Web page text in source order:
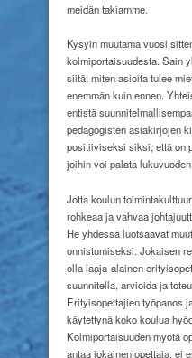
meidän takiamme.
Kysyin muutama vuosi
kolmiportaisuudesta. Sain
siitä, miten asioita tulee
enemmän kuin ennen.
entistä
pedagogisten asiakirjojen
positiiviseksi siksi, että on
joihin voi palata
Jotta koulun
rohkeaa ja vahvaa
He yhdessä luotsaavat
onnistumiseksi. Jokaisen
olla laaja-alainen
suunnitella, arvioida ja
Erityisopettajien työpanos
käytettynä koko koulua
Kolmiportaisuuden myötä
antaa jokainen opettaja, ei